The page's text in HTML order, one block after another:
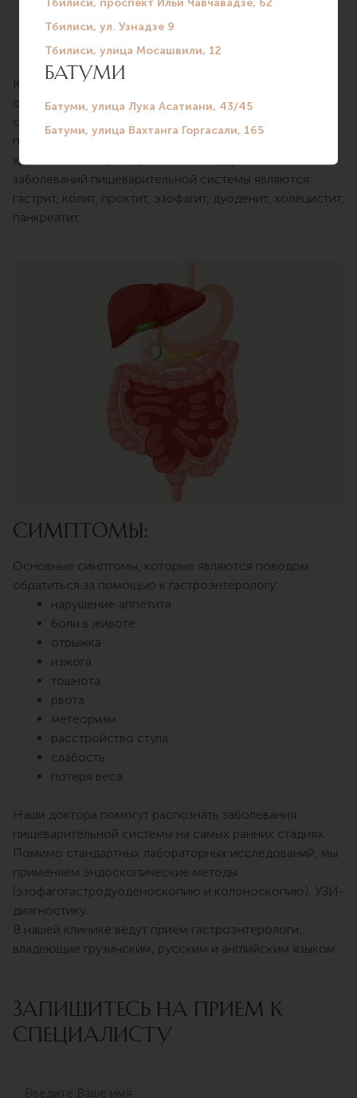
К сожалению, в современном мире заболевания
органов пищеварения распространены настолько, что
с ними сталкивается почти каждый человек. Болезни
пищеварительного тракта имеют острый или
хронический характер течения. Лидерами в списке
заболеваний пищеварительной системы являются:
гастрит, колит, проктит, эзофагит, дуоденит, холецистит,
панкреатит.
Симптомы:
Основные симптомы, которые являются поводом
обратиться за помощью к гастроэнтерологу:
нарушение аппетита
боли в животе
отрыжка
изжога
тошнота
рвота
метеоризм
расстройство стула
слабость
потеря веса
Наши доктора помогут распознать заболевания
пищеварительной системы на самых ранних стадиях.
Помимо стандартных лабораторных исследований, мы
применяем эндоскопические методы
(эзофагогастродуоденоскопию и колоноскопию), УЗИ-
диагностику.
В нашей клинике ведут прием гастроэнтерологи,
владеющие грузинским, русским и английским языком.
ЗАПИШИТЕСЬ НА ПРИЕМ К
СПЕЦИАЛИСТУ